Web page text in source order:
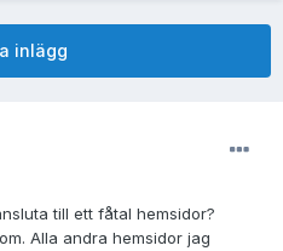
inlägg
till ett fåtal hemsidor?
Alla andra hemsidor jag